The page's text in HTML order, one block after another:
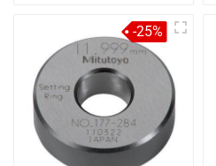
-25%